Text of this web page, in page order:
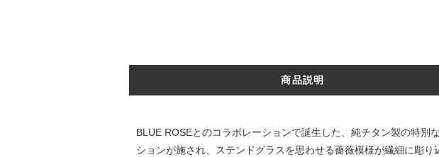
商品説明
BLUE ROSEとのコラボレーションで誕生した、純チタン製の特
ションが施され、ステンドグラスを思わせる薔薇模様が繊細に彫り